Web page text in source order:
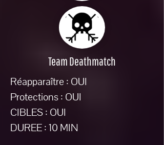
Team Deathmatch
Réapparaître : OUI
Protections : OUI
CIBLES : OUI
DUREE : 10 MIN